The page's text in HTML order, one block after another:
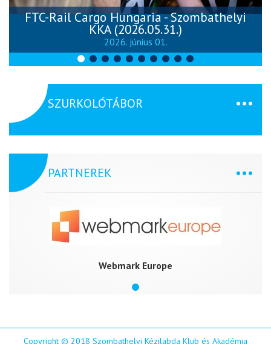
FTC-Rail Cargo Hungaria - Szombathelyi
KKA (2026.05.31.)
2026. június 01.
SZURKOLÓTÁBOR
PARTNEREK
Webmark Europe
Copyright © 2018 Szombathelyi Kézilabda Klub és Akadémia